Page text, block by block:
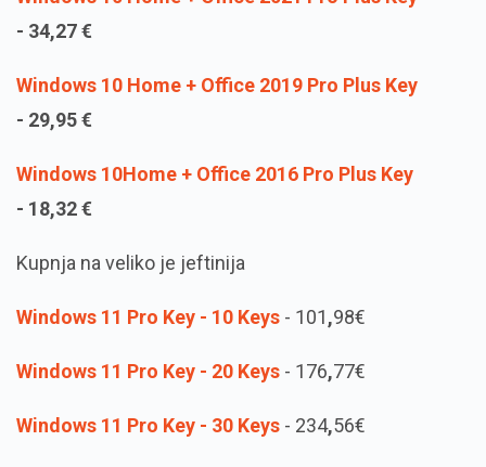
- 34,27€
Windows 10 Home + Office 2019 Pro Plus Key
- 29,95€
Windows 10Home + Office 2016 Pro Plus Key
- 18,32€
Kupnja na veliko je jeftinija
Windows 11 Pro Key - 10 Keys - 101,98€
Windows 11 Pro Key - 20 Keys - 176,77€
Windows 11 Pro Key - 30 Keys - 234,56€